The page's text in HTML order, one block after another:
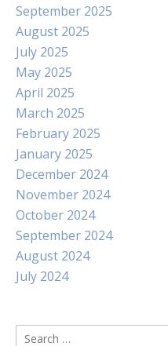
September 2025
August 2025
July 2025
May 2025
April 2025
March 2025
February 2025
January 2025
December 2024
November 2024
October 2024
September 2024
August 2024
July 2024
Search